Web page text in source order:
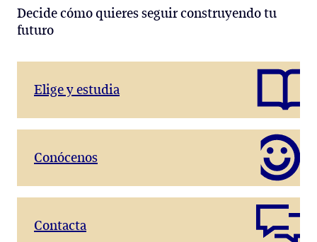
Decide cómo quieres seguir construyendo tu
futuro
Elige y estudia
Conócenos
Contacta